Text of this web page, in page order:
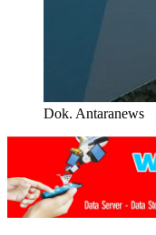
Dok. Antaranews